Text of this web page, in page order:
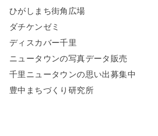
ひがしまち街角広場
ダチケンゼミ
ディスカバー千里
ニュータウンの写真データ販売
千里ニュータウンの思い出募集中
豊中まちづくり研究所